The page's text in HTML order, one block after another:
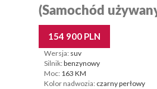
(Samochód
154 900 PLN
Wersja: suv
Silnik: benzynowy
Moc: 163 KM
Kolor nadwozia: czarny perłowy